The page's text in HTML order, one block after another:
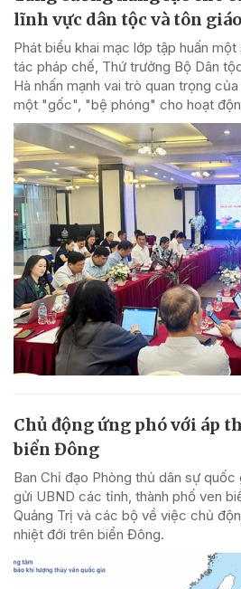
lĩnh vực dân tộc và tôn giáo
Phát biểu khai mạc lớp tập huấn
tác pháp chế, Thứ trưởng Bộ Dân
Hà nhấn mạnh vai trò quan trọng
một "gốc", "bệ phóng" cho hoạt
Chủ động ứng phó với áp
biển Đông
Ban Chỉ đạo Phòng thủ dân sự
gửi UBND các tỉnh, thành phố ven
Quảng Trị và các bộ về việc chủ
nhiệt đới trên biển Đông.